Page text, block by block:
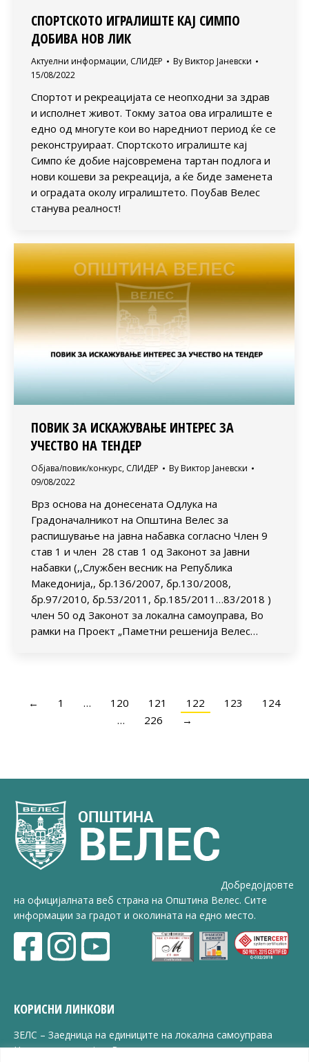
СПОРТСКОТО ИГРАЛИШТЕ КАЈ СИМПО
ДОБИВА НОВ ЛИК
Актуелни информации, СЛИДЕР By Виктор Јаневски
15/08/2022
Спортот и рекреацијата се неопходни за здрав
и исполнет живот. Токму затоа ова игралиште е
едно од многуте кои во наредниот период ќе се
реконструираат. Спортското игралиште кај
Симпо ќе добие најсовремена тартан подлога и
нови кошеви за рекреација, а ќе биде заменета
и оградата околу игралиштето. Поубав Велес
станува реалност!
ПОВИК ЗА ИСКАЖУВАЊЕ ИНТЕРЕС ЗА
УЧЕСТВО НА ТЕНДЕР
Објава/повик/конкурс, СЛИДЕР By Виктор Јаневски
09/08/2022
Врз основа на донесената Одлука на
Градоначалникот на Општина Велес за
распишување на јавна набавка согласно Член 9
став 1 и член 28 став 1 од Законот за Јавни
набавки (,,Службен весник на Република
Македонија,, бр.136/2007, бр.130/2008,
бр.97/2010, бр.53/2011, бр.185/2011…83/2018 )
член 50 од Законот за локална самоуправа, Во
рамки на Проект „Паметни решенија Велес…
← 1 … 120 121 122 123
124
…
226 →
Добредојдовте
на официјалната веб страна на Општина Велес. Сите
информации за градот и околината на едно место.
КОРИСНИ ЛИНКОВИ
ЗЕЛС – Заедница на единиците на локална самоуправа
Центар за развој на Вардарски плански регион